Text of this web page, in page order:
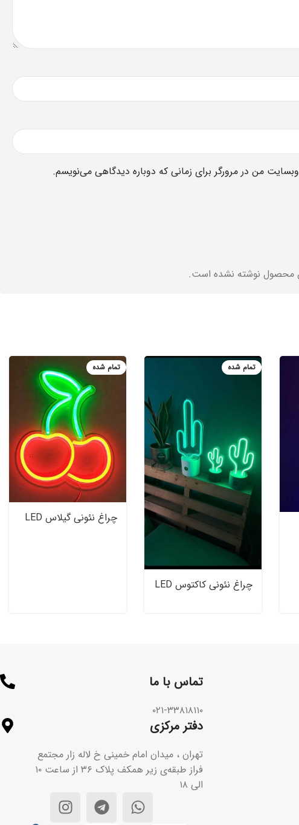
محصول نوشته نشده است.
وبسایت من در مرورگر برای زمانی که دوباره دیدگاهی می‌نویسم.
تمام شده
چراغ نئونی کاکتوس LED
تمام شده
چراغ نئونی گیلاس LED
تماس با ما​
۰۲۱-۳۳۸۱۸۱۱۰
دفتر مرکزی
تهران ، میدان امام خمینی خ لاله زار مجتمع
فراز طبقه‌ی زیر همکف پلاک ۳۶ از ساعت ۱۰
الی ۱۸